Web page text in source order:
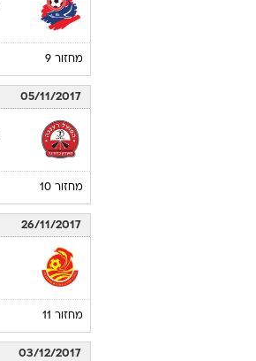
מחזור 9
05/11/2017
מחזור 10
26/11/2017
מחזור 11
03/12/2017